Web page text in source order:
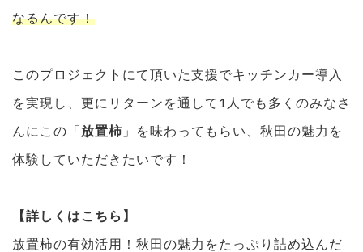
なるんです！
このプロジェクトにて頂いた支援でキッチンカー導入
を実現し、更にリターンを通して1人でも多くのみなさ
んにこの「放置柿 」を味わってもらい、秋田の魅力を
体験していただきたいです！
【詳しくはこちら】
放置柿の有効活用！秋田の魅力をたっぷり詰め込んだ